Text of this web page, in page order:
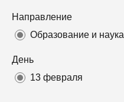
Направление
Образование и наука
День
13 февраля